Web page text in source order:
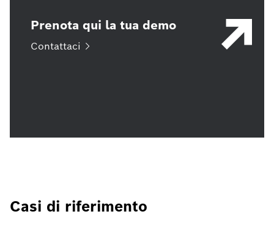
Prenota qui la tua demo
Contattaci
Casi di riferimento